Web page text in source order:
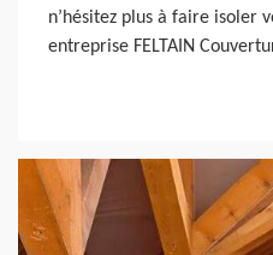
n’hésitez plus à faire isoler
entreprise FELTAIN